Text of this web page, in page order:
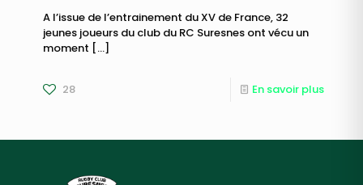
A l’issue de l’entrainement du XV de France, 32
jeunes joueurs du club du RC Suresnes ont vécu un
moment […]
28 En savoir plus